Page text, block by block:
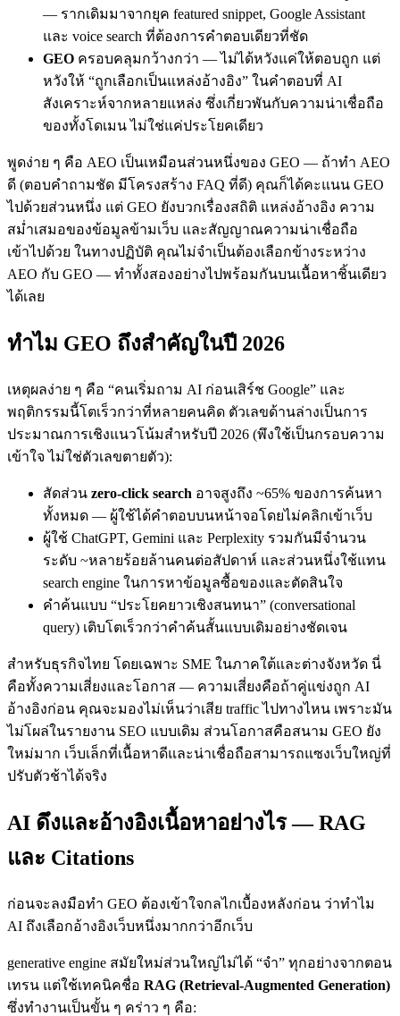
— รากเดิมมาจากยุค featured snippet, Google Assistant
และ voice search ที่ต้องการคำตอบเดียวที่ชัด
GEO ครอบคลุมกว้างกว่า — ไม่ได้หวังแค่ให้ตอบถูก แต่
หวังให้ “ถูกเลือกเป็นแหล่งอ้างอิง” ในคำตอบที่ AI
สังเคราะห์จากหลายแหล่ง ซึ่งเกี่ยวพันกับความน่าเชื่อถือ
ของทั้งโดเมน ไม่ใช่แค่ประโยคเดียว
พูดง่าย ๆ คือ AEO เป็นเหมือนส่วนหนึ่งของ GEO — ถ้าทำ AEO
ดี (ตอบคำถามชัด มีโครงสร้าง FAQ ที่ดี) คุณก็ได้คะแนน GEO
ไปด้วยส่วนหนึ่ง แต่ GEO ยังบวกเรื่องสถิติ แหล่งอ้างอิง ความ
สม่ำเสมอของข้อมูลข้ามเว็บ และสัญญาณความน่าเชื่อถือ
เข้าไปด้วย ในทางปฏิบัติ คุณไม่จำเป็นต้องเลือกข้างระหว่าง
AEO กับ GEO — ทำทั้งสองอย่างไปพร้อมกันบนเนื้อหาชิ้นเดียว
ได้เลย
ทำไม GEO ถึงสำคัญในปี 2026
เหตุผลง่าย ๆ คือ “คนเริ่มถาม AI ก่อนเสิร์ช Google” และ
พฤติกรรมนี้โตเร็วกว่าที่หลายคนคิด ตัวเลขด้านล่างเป็นการ
ประมาณการเชิงแนวโน้มสำหรับปี 2026 (พึงใช้เป็นกรอบความ
เข้าใจ ไม่ใช่ตัวเลขตายตัว):
สัดส่วน zero-click search อาจสูงถึง ~65% ของการค้นหา
ทั้งหมด — ผู้ใช้ได้คำตอบบนหน้าจอโดยไม่คลิกเข้าเว็บ
ผู้ใช้ ChatGPT, Gemini และ Perplexity รวมกันมีจำนวน
ระดับ ~หลายร้อยล้านคนต่อสัปดาห์ และส่วนหนึ่งใช้แทน
search engine ในการหาข้อมูลซื้อของและตัดสินใจ
คำค้นแบบ “ประโยคยาวเชิงสนทนา” (conversational
query) เติบโตเร็วกว่าคำค้นสั้นแบบเดิมอย่างชัดเจน
สำหรับธุรกิจไทย โดยเฉพาะ SME ในภาคใต้และต่างจังหวัด นี่
คือทั้งความเสี่ยงและโอกาส — ความเสี่ยงคือถ้าคู่แข่งถูก AI
อ้างอิงก่อน คุณจะมองไม่เห็นว่าเสีย traffic ไปทางไหน เพราะมัน
ไม่โผล่ในรายงาน SEO แบบเดิม ส่วนโอกาสคือสนาม GEO ยัง
ใหม่มาก เว็บเล็กที่เนื้อหาดีและน่าเชื่อถือสามารถแซงเว็บใหญ่ที่
ปรับตัวช้าได้จริง
AI ดึงและอ้างอิงเนื้อหาอย่างไร — RAG
และ Citations
ก่อนจะลงมือทำ GEO ต้องเข้าใจกลไกเบื้องหลังก่อน ว่าทำไม
AI ถึงเลือกอ้างอิงเว็บหนึ่งมากกว่าอีกเว็บ
generative engine สมัยใหม่ส่วนใหญ่ไม่ได้ “จำ” ทุกอย่างจากตอน
เทรน แต่ใช้เทคนิคชื่อ RAG (Retrieval-Augmented Generation)
ซึ่งทำงานเป็นขั้น ๆ คร่าว ๆ คือ: